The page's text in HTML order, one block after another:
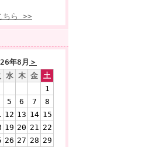
ちら >>
年8月 ＞
水 木 金 土
1
5 6 7
8
12 13 14 15
19 20 21 22
26 27 28 29